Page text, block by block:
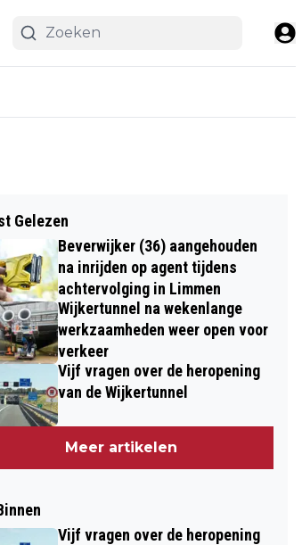
Gelezen
Beverwijker (36) aangehouden
na inrijden op agent tijdens
achtervolging in Limmen
Wijkertunnel na wekenlange
werkzaamheden weer open voor
verkeer
Vijf vragen over de heropening
van de Wijkertunnel
Meer artikelen
Vijf vragen over de heropening